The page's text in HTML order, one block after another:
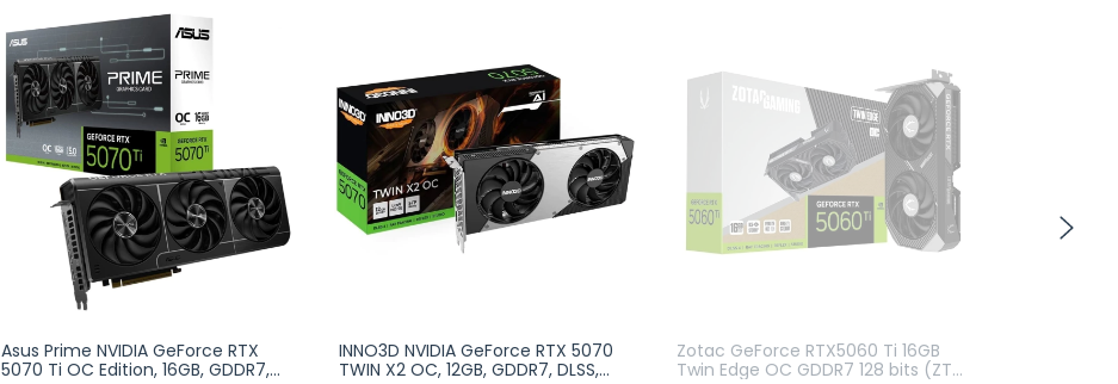
Asus Prime NVIDIA GeForce RTX
5070 Ti OC Edition, 16GB, GDDR7,
INNO3D NVIDIA GeForce RTX 5070
TWIN X2 OC, 12GB, GDDR7, DLSS,
Zotac GeForce RTX5060 Ti 16GB
Twin Edge OC GDDR7 128 bits (ZT-